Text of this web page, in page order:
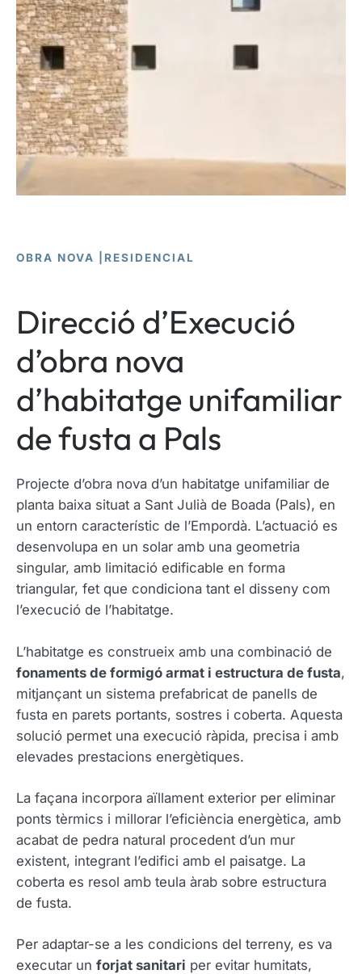
OBRA NOVA RESIDENCIAL
Direcció d’Execució
d’obra nova
d’habitatge unifamiliar
de fusta a Pals
Projecte d’obra nova d’un habitatge unifamiliar de
planta baixa situat a Sant Julià de Boada (Pals), en
un entorn característic de l’Empordà. L’actuació es
desenvolupa en un solar amb una geometria
singular, amb limitació edificable en forma
triangular, fet que condiciona tant el disseny com
l’execució de l’habitatge.
L’habitatge es construeix amb una combinació de
fonaments de formigó armat i estructura de fusta,
mitjançant un sistema prefabricat de panells de
fusta en parets portants, sostres i coberta. Aquesta
solució permet una execució ràpida, precisa i amb
elevades prestacions energètiques.
La façana incorpora aïllament exterior per eliminar
ponts tèrmics i millorar l’eficiència energètica, amb
acabat de pedra natural procedent d’un mur
existent, integrant l’edifici amb el paisatge. La
coberta es resol amb teula àrab sobre estructura
de fusta.
Per adaptar-se a les condicions del terreny, es va
executar un forjat sanitari per evitar humitats,